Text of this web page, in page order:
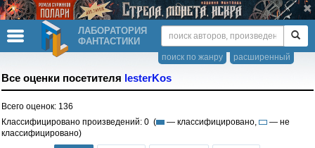
ЛАБОРАТОРИЯ
ФАНТАСТИКИ
расширенный
поиск по жанру
Все оценки посетителя lesterKos
Всего оценок: 136
Классифицировано произведений: 0 (
— классифицировано,
— не
классифицировано)